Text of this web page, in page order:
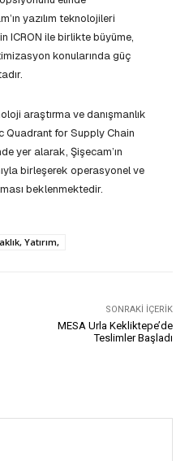
yazılım teknolojileri
ICRON ile birlikte büyüme,
konularında güç
araştırma ve danışmanlık
Quadrant for Supply Chain
yer alarak, Şişecam’ın
birleşerek operasyonel ve
beklenmektedir.
Yatırım,
SONRAKI İÇERIK
MESA Urla Kekliktepe’de
Teslimler Başladı